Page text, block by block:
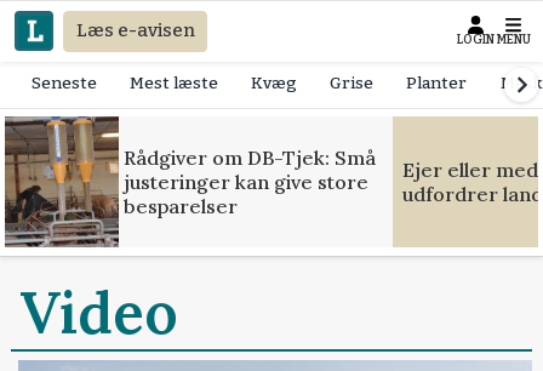
Læs e-avisen LOGIN MENU
Seneste Mest læste Kvæg Grise Planter
Rådgiver om DB-Tjek: Små
justeringer kan give store
besparelser
Ejer eller
udfordrer
Video